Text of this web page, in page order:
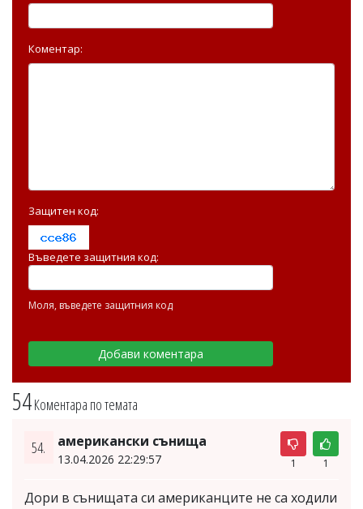
54Коментара по темата
54. американски сънища
13.04.2026 22:29:57 1 1
Дори в сънищата си американците не са ходили
Коментар:
Защитен код:
Въведете защитния код:
Моля, въведете защитния код